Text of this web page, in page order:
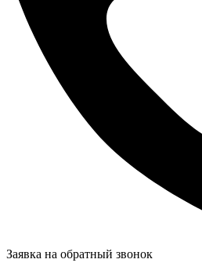
Заявка на обратный звонок